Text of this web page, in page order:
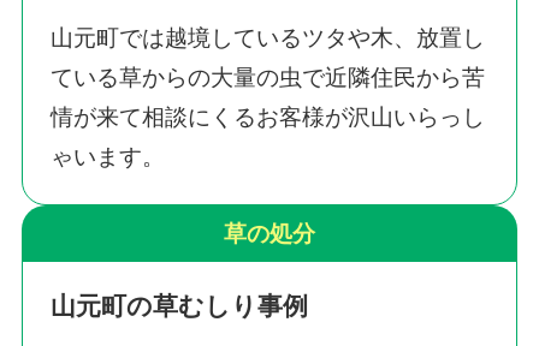
山元町では越境しているツタや木、放置し
ている草からの大量の虫で近隣住民から苦
情が来て相談にくるお客様が沢山いらっし
ゃいます。
草の処分
山元町の草むしり事例